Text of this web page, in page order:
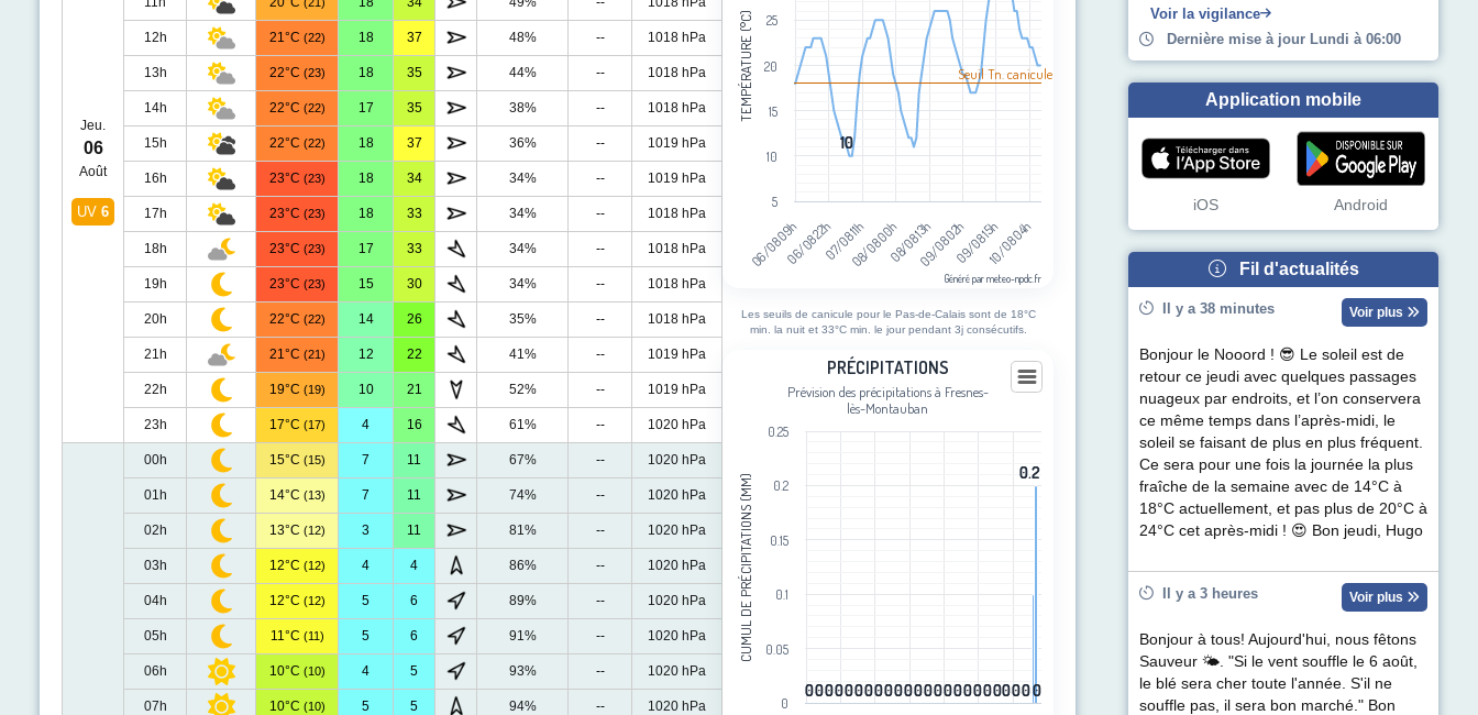
Jeu.
06
Août
UV 6
12h 21°C (22) 18 37 48% -- 1018 hPa
13h 22°C (23) 18 35 44% -- 1018 hPa
14h 22°C (22) 17 35 38% -- 1018 hPa
15h 22°C (22) 18 37 36% -- 1019 hPa
16h 23°C (23) 18 34 34% -- 1019 hPa
17h 23°C (23) 18 33 34% -- 1018 hPa
18h 23°C (23) 17 33 34% -- 1018 hPa
19h 23°C (23) 15 30 34% -- 1018 hPa
20h 22°C (22) 14 26 35% -- 1018 hPa
21h 21°C (21) 12 22 41% -- 1019 hPa
22h 19°C (19) 10 21 52% -- 1019 hPa
23h 17°C (17) 4 16 61% -- 1020 hPa
00h 15°C (15) 7 11 67% -- 1020 hPa
01h 14°C (13) 7 11 74% -- 1020 hPa
02h 13°C (12) 3 11 81% -- 1020 hPa
03h 12°C (12) 4 4 86% -- 1020 hPa
04h 12°C (12) 5 6 89% -- 1020 hPa
05h 11°C (11) 5 6 91% -- 1020 hPa
06h 10°C (10) 4 5 93% -- 1020 hPa
07h 10°C (10) 5 5 94% -- 1020 hPa
TEMPÉRATURE (°C)
10
10
06/08 09h06/08 22h07/08 11h08/08 00h08/08 13h09/08 02h09/08 15h10/08 04h
5
10
15
20
25
Généré par meteo-npdc.fr
Seuil Tn. canicule
Les seuils de canicule pour le Pas-de-Calais sont de 18°C
min. la nuit et 33°C min. le jour pendant 3j consécutifs.
Bar chart with 96 bars.
The chart has 1 X axis displaying categories.
The chart has 1 Y axis displaying Cumul de précipitations (mm). Data ranges from 0 to 0.2.
CUMUL DE PRÉCIPITATIONS (MM)
PRÉCIPITATIONS
Prévision des précipitations à Fresnes-
lès-Montauban
0
00
00
00
00
00
00
00
00
00
00
00
00
00
00
00
00
00
00
00
00
00
00
0
0.2
0.2
0
0
0
0.05
0.1
0.15
0.2
0.25
Voir la vigilance
Dernière mise à jour Lundi à 06:00
Application mobile
iOS Android
Fil d'actualités
Il y a 38 minutes Voir plus
Bonjour le Nooord ! 😎 Le soleil est de
retour ce jeudi avec quelques passages
nuageux par endroits, et l’on conservera
ce même temps dans l’après-midi, le
soleil se faisant de plus en plus fréquent.
Ce sera pour une fois la journée la plus
fraîche de la semaine avec de 14°C à
18°C actuellement, et pas plus de 20°C à
24°C cet après-midi ! 😍 Bon jeudi, Hugo
Il y a 3 heures Voir plus
Bonjour à tous! Aujourd'hui, nous fêtons
Sauveur 🌤. "Si le vent souffle le 6 août,
le blé sera cher toute l'année. S'il ne
souffle pas, il sera bon marché." Bon